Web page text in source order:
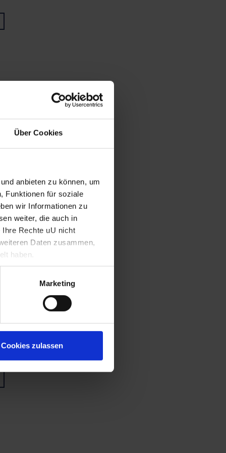
Über Cookies
anbieten zu können, um
Funktionen für soziale
wir Informationen zu
weiter, die auch in
Ihre Rechte uU nicht
Daten zusammen,
haben.
Marketing
Cookies zulassen